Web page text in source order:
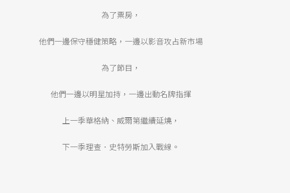
為了票房，
他們一邊保守穩健策略，一邊以影音攻占新市場
為了節目，
他們一邊以明星加持，一邊出動名牌指揮
上一季華格納、威爾第繼續延燒，
下一季理查．史特勞斯加入戰線。